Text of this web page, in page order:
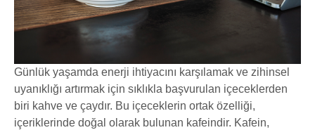
Günlük yaşamda enerji ihtiyacını karşılamak ve zihinsel
uyanıklığı artırmak için sıklıkla başvurulan içeceklerden
biri kahve ve çaydır. Bu içeceklerin ortak özelliği,
içeriklerinde doğal olarak bulunan kafeindir. Kafein,